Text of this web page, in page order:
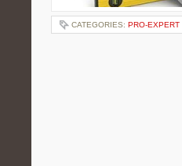
CATEGORIES: PRO-EXPERT